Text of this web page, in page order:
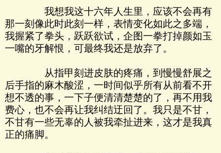
我想我这十六年人生里，应该不会再有
那一刻像此时此刻一样，表情变化如此之多端，
我握紧了拳头，跃跃欲试，企图一拳打掉颜如玉
一嘴的牙解恨，可最终我还是放弃了。
从指甲刻进皮肤的疼痛，到慢慢舒展之
后手指的麻木酸涩，一时间似乎所有从前看不开
想不透的事，一下子便清清楚楚的了，再不用我
费心，也不会再让我纠结迂回了。我只是不甘，
不甘有一些无辜的人被我牵扯进来，这才是我真
正的痛脚。